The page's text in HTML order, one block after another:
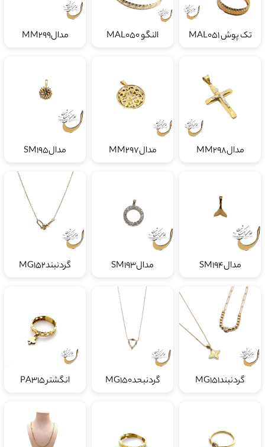
تک پوش MAL051 النگو MAL050 مدالMM299
مدالMM298 مدالMM297 مدالSM195
مدالSM194 مدالSM193 گردنبندMG152
گردنبندMG151 گردنبحدMG150 انگشتر PA315